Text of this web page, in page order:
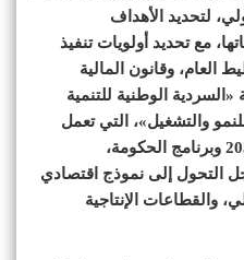
لتحديد الأهداف
مع تحديد أولويات تنفيذ
العام، وقانون المالية
الوطنية للتنمية
والتشغيل»، التي تعمل
على تحقيق التكامل بين رؤية 2030 وبرنامج الحكومة،
التحول إلى نموذج اقتصادي
والقطاعات الإنتاجية